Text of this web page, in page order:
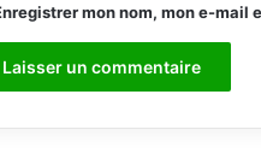
mon nom, mon e-mail